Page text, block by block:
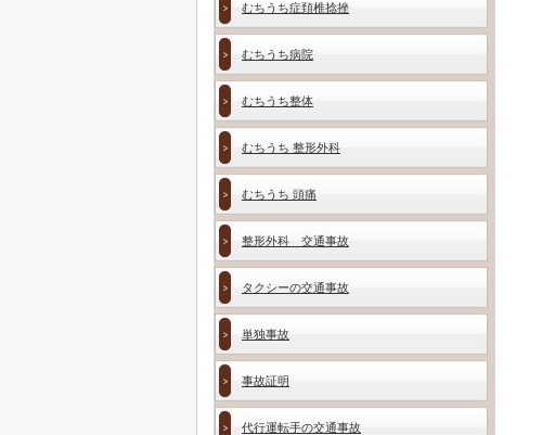
むちうち症頚椎捻挫
むちうち病院
むちうち整体
むちうち 整形外科
むちうち 頭痛
整形外科 交通事故
タクシーの交通事故
単独事故
事故証明
代行運転手の交通事故